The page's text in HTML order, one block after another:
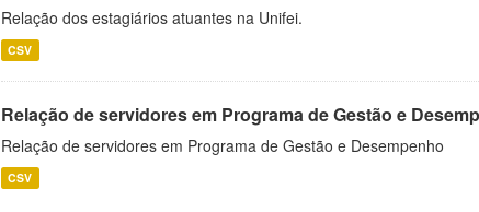
Relação dos estagiários atuantes na Unifei.
CSV
Relação de servidores em Programa de Gestão e
Relação de servidores em Programa de Gestão e Desempenho
CSV